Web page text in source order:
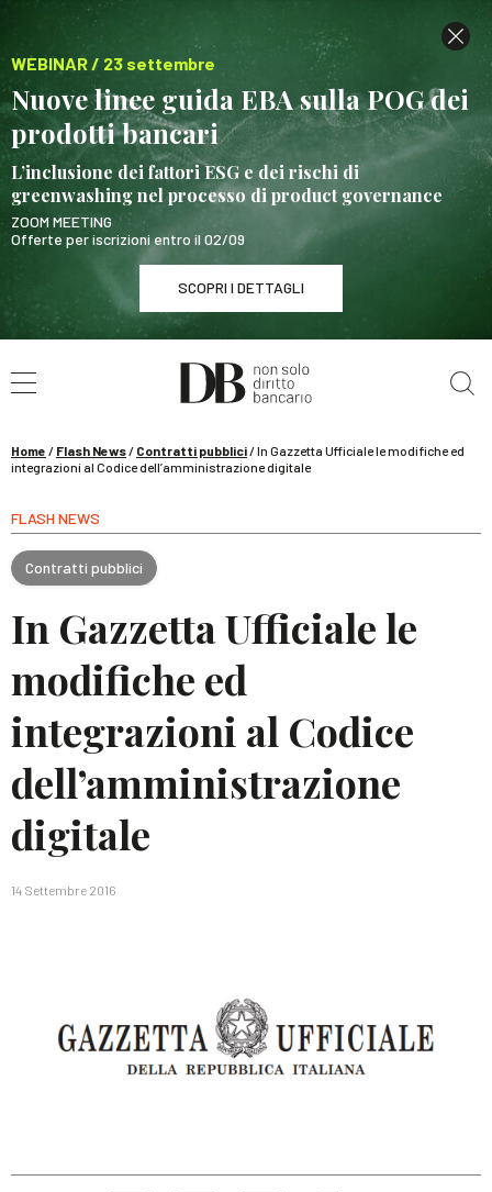
WEBINAR / 23 settembre
Nuove linee guida EBA sulla POG dei
prodotti bancari
L’inclusione dei fattori ESG e dei rischi di
greenwashing nel processo di product governance
ZOOM MEETING
Offerte per iscrizioni entro il 02/09
SCOPRI I DETTAGLI
WEBINAR / 23 settembre
Nuove linee guida EBA sulla POG dei prodotti
SCOPRI I DETTAGLI
Home / Flash News/ Contratti pubblici/In Gazzetta Ufficiale le modifiche ed
integrazioni al Codice dell’amministrazione digitale
FLASH NEWS
Contratti pubblici
In Gazzetta Ufficiale le
modifiche ed
integrazioni al Codice
dell’amministrazione
digitale
14 Settembre 2016